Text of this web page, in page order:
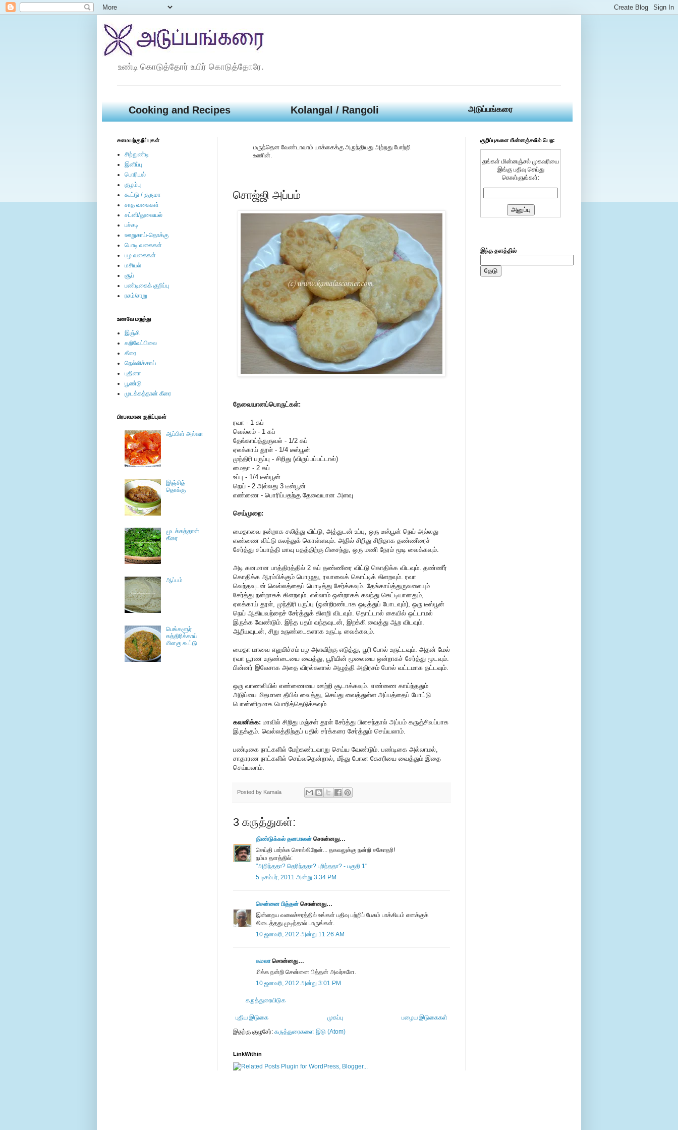
உண்டி கொடுத்தோர் உயிர் கொடுத்தோரே.
Cooking and Recipes Kolangal / Rangoli அடுப்பங்கரை
மருந்தென வேண்டாவாம் யாக்கைக்கு அருந்தியது அற்றது போற்றி
உணின்.
சொஜ்ஜி அப்பம்
தேவையானப்பொருட்கள்:
ரவா - 1 கப்
வெல்லம் - 1 கப்
தேங்காய்த்துருவல் - 1/2 கப்
ஏலக்காய் தூள் - 1/4 டீஸ்பூன்
முந்திரி பருப்பு - சிறிது (விருப்பப்பட்டால்)
மைதா - 2 கப்
உப்பு - 1/4 டீஸ்பூன்
நெய் - 2 அல்லது 3 டீஸ்பூன்
எண்ணை - பொரிப்பதற்கு தேவையான அளவு
செய்முறை:
மைதாவை நன்றாக சலித்து விட்டு, அத்துடன் உப்பு, ஒரு டீஸ்பூன் நெய் அல்லது
எண்ணை விட்டு கலந்துக் கொள்ளவும். அதில் சிறிது சிறிதாக தண்ணீரைச்
சேர்த்து சப்பாத்தி மாவு பதத்திற்கு பிசைந்து, ஒரு மணி நேரம் மூடி வைக்கவும்.
அடி கனமான பாத்திரத்தில் 2 கப் தண்ணீரை விட்டு கொதிக்க விடவும். தண்ணீர்
கொதிக்க ஆரம்பிக்கும் பொழுது, ரவாவைக் கொட்டிக் கிளறவும். ரவா
வெந்தவுடன் வெல்லத்தைப் பொடித்து சேர்க்கவும். தேங்காய்த்துருவலையும்
சேர்த்து நன்றாகக் கிளறவும். எல்லாம் ஒன்றாகக் கலந்து கெட்டியானதும்,
ஏலக்காய் தூள், முந்திரி பருப்பு (ஒன்றிரண்டாக ஒடித்துப் போடவும்), ஒரு டீஸ்பூன்
நெய் ஆகியவற்றைச் சேர்த்துக் கிளறி விடவும். தொட்டால் கையில் ஒட்டாமல்
இருக்க வேண்டும். இந்த பதம் வந்தவுடன், இறக்கி வைத்து ஆற விடவும்.
ஆறியவுடன், சிறு உருண்டைகளாக உருட்டி வைக்கவும்.
மைதா மாவை எலுமிச்சம் பழ அளவிற்கு எடுத்து, பூரி போல் உருட்டவும். அதன் மேல்
ரவா பூரண உருண்டையை வைத்து, பூரியின் மூலையை ஒன்றாகச் சேர்த்து மூடவும்.
பின்னர் இலேசாக அதை விரல்களால் அழுத்தி அதிரசம் போல் வட்டமாக தட்டவும்.
ஒரு வாணலியில் எண்ணையை ஊற்றி சூடாக்கவும். எண்ணை காய்ந்ததும்
அடுப்பை மிதமான தீயில் வைத்து, செய்து வைத்துள்ள அப்பத்தைப் போட்டு
பொன்னிறமாக பொரித்தெடுக்கவும்.
கவனிக்க: மாவில் சிறிது மஞ்சள் தூள் சேர்த்து பிசைந்தால் அப்பம் கருஞ்சிவப்பாக
இருக்கும். வெல்லத்திற்குப் பதில் சர்க்கரை சேர்த்தும் செய்யலாம்.
பண்டிகை நாட்களில் மேற்கண்டவாறு செய்ய வேண்டும். பண்டிகை அல்லாமல்,
சாதாரண நாட்களில் செய்வதென்றால், மீந்து போன கேசரியை வைத்தும் இதை
செய்யலாம்.
Posted by Kamala
3 கருத்துகள்:
திண்டுக்கல் தனபாலன் சொன்னது…
செய்தி பார்க்க சொல்கிறேன்... தகவலுக்கு நன்றி சகோதரி!
நம்ம தளத்தில்:
"அறிந்ததா? தெரிந்ததா? புரிந்ததா? - பகுதி 1"
5 டிசம்பர், 2011 அன்று 3:34 PM
சென்னை பித்தன் சொன்னது…
இன்றைய வலைச்சரத்தில் உங்கள் பதிவு பற்றிப் பேசும் பாக்கியம் எனக்குக்
கிடைத்தது.முடிந்தால் பாருங்கள்.
10 ஜனவரி, 2012 அன்று 11:26 AM
கமலாசொன்னது…
மிக்க நன்றி சென்னை பித்தன் அவர்களே.
10 ஜனவரி, 2012 அன்று 3:01 PM
கருத்துரையிடுக
புதிய இடுகை பழைய இடுகைகள்
முகப்பு
இதற்கு குழுசேர்: கருத்துரைகளை இடு (Atom)
LinkWithin
சமையற்குறிப்புகள்
சிற்றுண்டி
இனிப்பு
பொரியல்
குழம்பு
கூட்டு / குருமா
சாத வகைகள்
சட்னி/துவையல்
பச்சடி
ஊறுகாய்-தொக்கு
பொடி வகைகள்
பழ வகைகள்
மசியல்
சூப்
பண்டிகைக் குறிப்பு
ரசம்/சாறு
உணவே மருந்து
இஞ்சி
கறிவேப்பிலை
கீரை
நெல்லிக்காய்
புதினா
பூண்டு
முடக்கத்தான் கீரை
பிரபலமான குறிப்புகள்
ஆப்பிள் அல்வா
இஞ்சித்
தொக்கு
முடக்கத்தான்
கீரை
ஆப்பம்
பெங்களூர்
கத்திரிக்காய்
மிளகு கூட்டு
குறிப்புகளை மின்னஞ்சலில் பெற:
தங்கள் மின்னஞ்சல் முகவரியை
இங்கு பதிவு செய்து
கொள்ளுங்கள்:
இந்த தளத்தில்